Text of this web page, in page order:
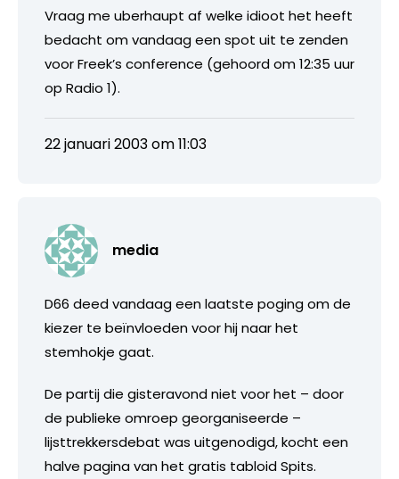
Vraag me uberhaupt af welke idioot het heeft
bedacht om vandaag een spot uit te zenden
voor Freek’s conference (gehoord om 12:35 uur
op Radio 1).
22 januari 2003 om 11:03
media
D66 deed vandaag een laatste poging om de
kiezer te beïnvloeden voor hij naar het
stemhokje gaat.
De partij die gisteravond niet voor het – door
de publieke omroep georganiseerde –
lijsttrekkersdebat was uitgenodigd, kocht een
halve pagina van het gratis tabloid Spits.